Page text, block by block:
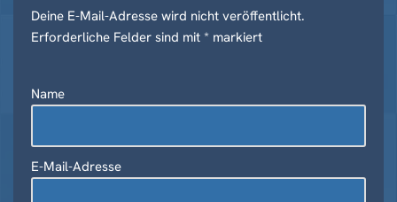
Deine E-Mail-Adresse wird nicht veröffentlicht.
Erforderliche Felder sind mit * markiert
Name
E-Mail-Adresse
A
lt
n
ti
v